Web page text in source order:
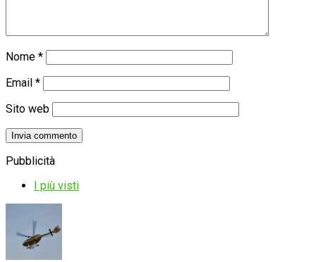
Nome *
Email *
Sito web
Pubblicità
I più visti